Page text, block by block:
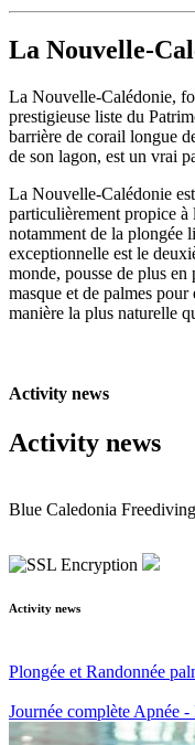
La Nouvelle-
La Nouvelle-Calédonie,
prestigieuse liste du
barrière de corail longue
de son lagon, est un vrai
La Nouvelle-Calédonie
particulièrement propice à
notamment de la plongée
exceptionnelle est le
monde, pousse de plus en
masque et de palmes
manière la plus naturelle
Activity news
Activity news
Blue Caledonia Freediving
Activity news
Plongée et Randonnée
Journée complète Apnée